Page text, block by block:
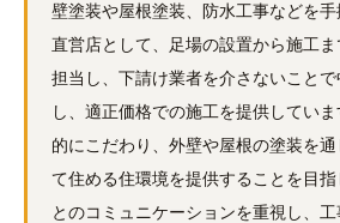
壁塗装や屋根塗装、防水工事などを
直営店として、足場の設置から施工
担当し、下請け業者を介さないこと
し、適正価格での施工を提供してい
的にこだわり、外壁や屋根の塗装を
て住める住環境を提供することを目
とのコミュニケーションを重視し、